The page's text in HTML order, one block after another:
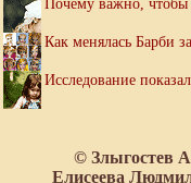
Как менялась Барби
Исследование
© Злыгостев
Елисеева